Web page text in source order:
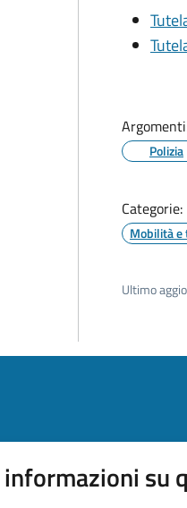
Polizia
Categorie:
Mobilità
Ultimo
su